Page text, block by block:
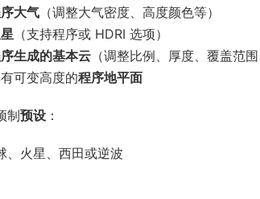
大气 （调整大气密度、高度颜色等）
（支持程序或 HDRI 选项）
生成的基本云 （调整比例、厚度、覆盖范
可变高度的程序地平面
制预设 ：
、火星、西田或逆波